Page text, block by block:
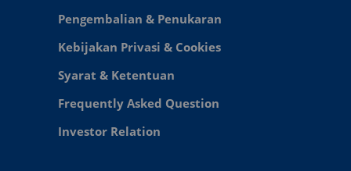
Pengembalian & Penukaran
Kebijakan Privasi & Cookies
Syarat & Ketentuan
Frequently Asked Question
Investor Relation